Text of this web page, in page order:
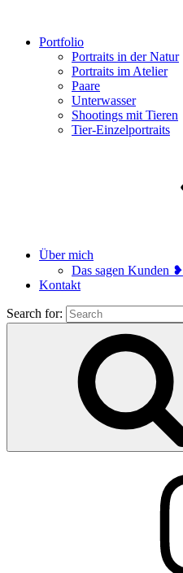
Portfolio
Portraits in der Natur
Portraits im Atelier
Paare
Unterwasser
Shootings mit Tieren
Tier-Einzelportraits
Über mich
Das sagen Kunden ❥
Kontakt
Search for: